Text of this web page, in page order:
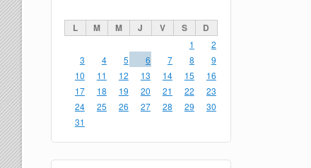
L M M J V S D
1
2
3
4 5 6 7 8
9
10
11 12 13 14 15
16
17
18 19 20 21 22
23
24
25 26 27 28 29
30
31